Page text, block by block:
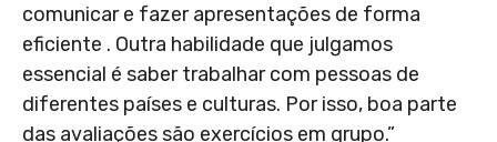
comunicar e fazer apresentações de forma
eficiente . Outra habilidade que julgamos
essencial é saber trabalhar com pessoas de
diferentes países e culturas. Por isso, boa parte
das avaliações são exercícios em grupo.”